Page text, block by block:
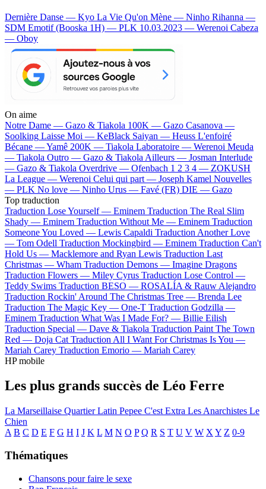
Dernière Danse — Kyo La Vie Qu'on Mène — Ninho Rihanna —
SDM Emotif (Booska 1H) — PLK 10.03.2023 — Werenoi Cabeza
— Oboy
On aime
Notre Dame — Gazo & Tiakola 100K — Gazo Casanova —
Soolking Laisse Moi — KeBlack Saiyan — Heuss L'enfoiré
Bécane —Yamê 200K — Tiakola Laboratoire — Werenoi Meuda
— Tiakola Outro — Gazo & Tiakola Ailleurs — Josman Interlude
— Gazo & Tiakola Overdrive — Ofenbach 1 2 3 4 — ZOKUSH
La League — Werenoi Celui qui part — Joseph Kamel Nouvelles
— PLK No love — Ninho Urus — Favé (FR) DIE — Gazo
Top traduction
Traduction Lose Yourself — Eminem Traduction The Real Slim
Shady — Eminem Traduction Without Me — Eminem Traduction
Someone You Loved — Lewis Capaldi Traduction Another Love
— Tom Odell Traduction Mockingbird — Eminem Traduction Can't
Hold Us — Macklemore and Ryan Lewis Traduction Last
Christmas — Wham Traduction Demons — Imagine Dragons
Traduction Flowers — Miley Cyrus Traduction Lose Control —
Teddy Swims Traduction BESO — ROSALÍA & Rauw Alejandro
Traduction Rockin' Around The Christmas Tree — Brenda Lee
Traduction The Magic Key — One-T Traduction Godzilla —
Eminem Traduction What Was I Made For? — Billie Eilish
Traduction Special — Dave & Tiakola Traduction Paint The Town
Red — Doja Cat Traduction All I Want For Christmas Is You —
Mariah Carey Traduction Emorio — Mariah Carey
HP mobile
Les plus grands succès de Léo Ferre
La Marseillaise Quartier Latin Pepee C'est Extra Les Anarchistes Le
Chien
A B C D E F G H I J K L M N O P Q R S T U V W X Y Z 0-9
Thématiques
Chansons pour faire le sexe